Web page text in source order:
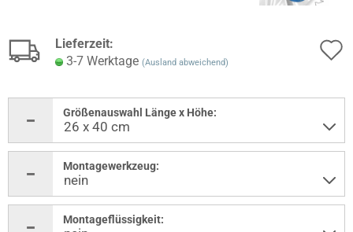
Lieferzeit:
3-7 Werktage (Ausland abweichend)
Größenauswahl Länge x Höhe:
Montagewerkzeug:
Montageflüssigkeit: